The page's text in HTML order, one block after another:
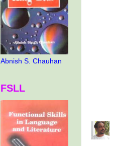
Abnish S. Chauhan
FSLL